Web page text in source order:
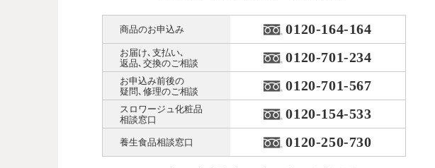
商品のお申込み 0120-164-164
お届け､支払い､
返品､交換のご相談
0120-701-234
お申込み前後の
疑問､修理のご相談
0120-701-567
スロワージュ化粧品
相談窓口
0120-154-533
養生食品相談窓口 0120-250-730